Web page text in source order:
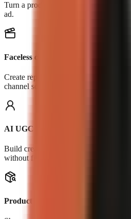
Turn a product, URL, or reference
ad.
Faceless channels
Create repeatable Shorts, explainers,
channel scale.
AI UGC
Build creator-led hooks, testimonials,
without filming.
Product demos